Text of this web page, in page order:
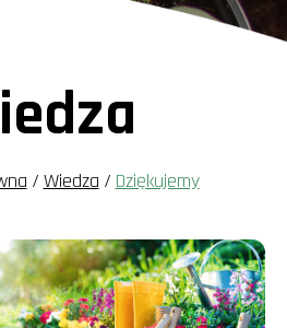
/ Wiedza / Dziękujemy